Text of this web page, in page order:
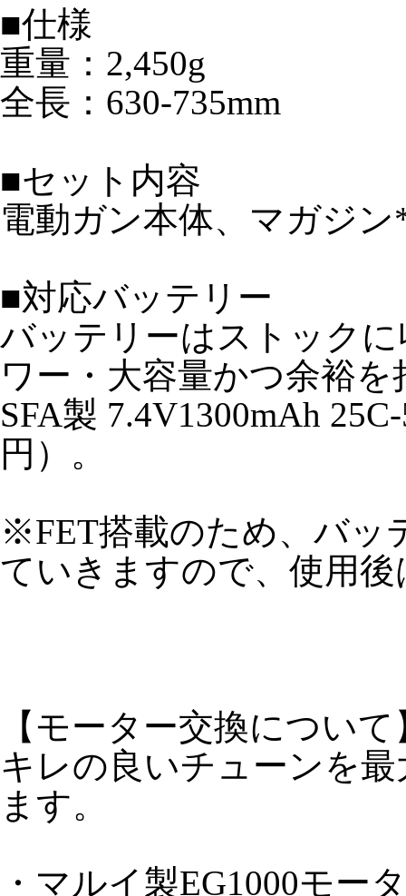
■仕様
重量：2,450g
全長：630-735mm
■セット内容
電動ガン本体、マガジン
■対応バッテリー
バッテリーはストック
ワー・大容量かつ余裕
SFA製 7.4V1300mAh
円）。
※FET搭載のため、バッ
ていきますので、使用
【モーター交換について
キレの良いチューンを
ます。
・マルイ製EG1000モー